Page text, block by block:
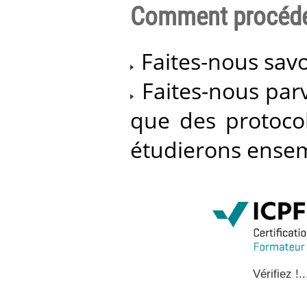
Comment
Faites-nous
Faites-nous
que des
étudierons
Vérifiez